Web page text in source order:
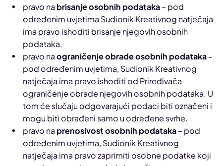
pravo na brisanje osobnih podataka– pod
određenim uvjetima Sudionik Kreativnog natječaja
ima pravo ishoditi brisanje njegovih osobnih
podataka.
pravo naograničenje obrade osobnih podataka–
pod određenim uvjetima, Sudionik Kreativnog
natječaja ima pravo ishoditi od Priređivača
ograničenje obrade njegovih osobnih podataka. U
tom će slučaju odgovarajući podaci biti označeni i
mogu biti obrađeni samo u određene svrhe.
pravo na prenosivost osobnih podataka– pod
određenim uvjetima, Sudionik Kreativnog
natječaja ima pravo zaprimiti osobne podatke koji